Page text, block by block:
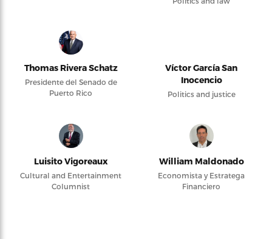
Thomas Rivera Schatz
Presidente del Senado de
Puerto Rico
Víctor García San
Inocencio
Politics and justice
Luisito Vigoreaux
Cultural and Entertainment
Columnist
William Maldonado
Economista y Estratega
Financiero